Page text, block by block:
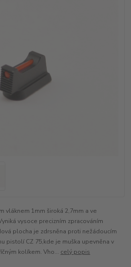
vláknem 1mm široká 2,7mm a ve
vysoce precizním zpracováním
plocha je zdrsněna proti nežádoucím
pistolí CZ 75,kde je muška upevněna v
kolíkem. Vho... celý popis